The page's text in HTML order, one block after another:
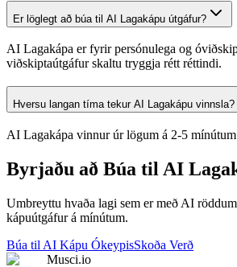
Er löglegt að búa til AI Lagakápu útgáfur?
AI Lagakápa er fyrir persónulega og
viðskiptaútgáfur skaltu tryggja rétt réttindi.
Hversu langan tíma tekur AI Lagakápu vinnsla?
AI Lagakápa vinnur úr lögum á 2-5
Byrjaðu að Búa til AI
Umbreyttu hvaða lagi sem er með AI
kápuútgáfur á mínútum.
Búa til AI Kápu ÓkeypisSkoða Verð
Musci.io